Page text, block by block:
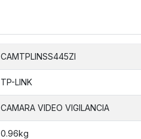
CAMTPLINSS445ZI
TP-LINK
CAMARA VIDEO VIGILANCIA
0.96kg